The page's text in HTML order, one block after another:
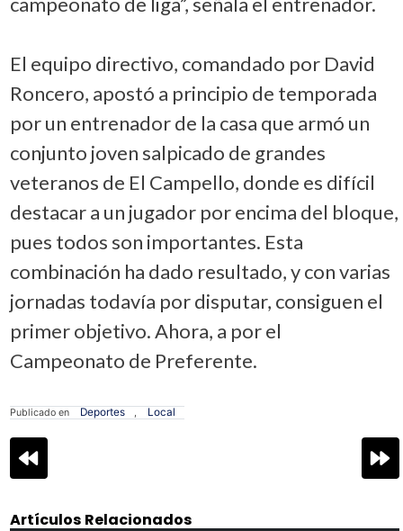
El equipo directivo, comandado por David
Roncero, apostó a principio de temporada
por un entrenador de la casa que armó un
conjunto joven salpicado de grandes
veteranos de El Campello, donde es difícil
destacar a un jugador por encima del bloque,
pues todos son importantes. Esta
combinación ha dado resultado, y con varias
jornadas todavía por disputar, consiguen el
primer objetivo. Ahora, a por el
Campeonato de Preferente.
Publicado en Deportes , Local
Navegación
de
Artículos Relacionados